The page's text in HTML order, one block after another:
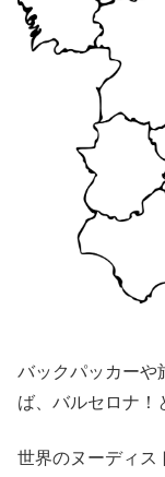
バックパッカーや
ば、バルセロナ！
世界のヌーディス